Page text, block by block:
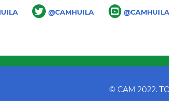
@CAMHUILA @CAMHUILA
© CAM 2022.